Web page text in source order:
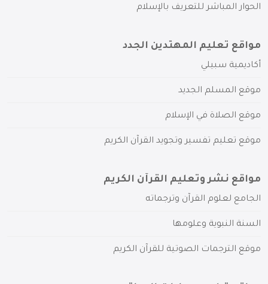
الحوار المباشر للتعريف بالإسلام
مواقع تعليم المهتدين الجدد
أكاديمية سبيلي
موقع المسلم الجديد
موقع الصلاة في الإسلام
موقع تعليم تفسير وتجويد القرآن الكريم
مواقع نشر وتعليم القرآن الكريم
الجامع لعلوم القرآن وترجماته
السنة النبوية وعلومها
موقع الترجمات الصوتية للقرآن الكريم